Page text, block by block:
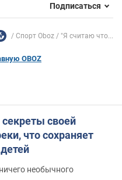
Подписаться
Спорт Oboz "Я считаю что...
OBOZ
своей
что сохраняет
необычного